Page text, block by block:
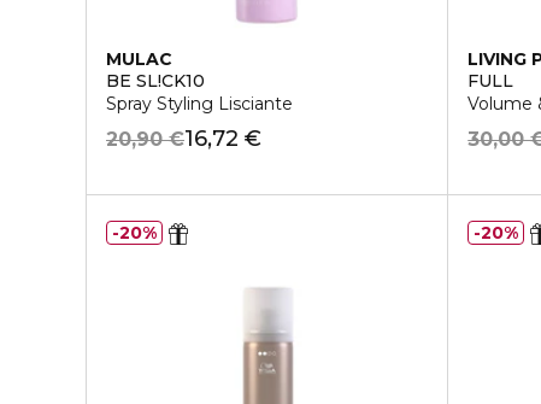
MULAC
BE SL!CK10
Spray Styling Lisciante
16,72 €
20,90 €
LIVING
FULL
Volume
30,00
20% 20%